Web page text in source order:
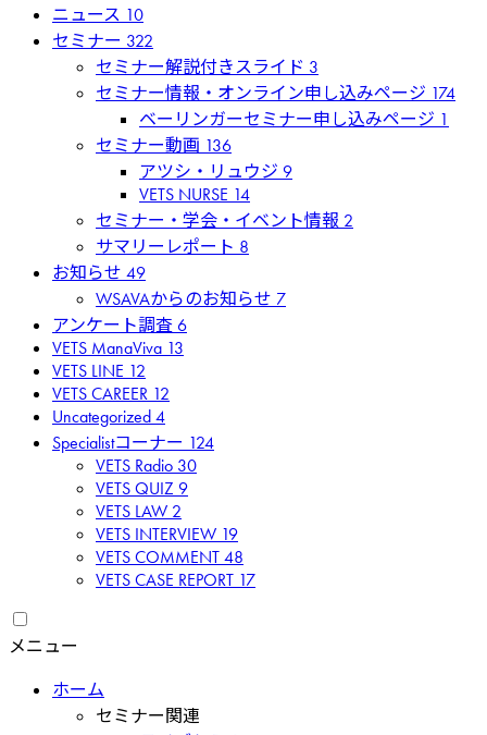
ニュース 10
セミナー 322
セミナー解説付きスライド 3
セミナー情報・オンライン申し込みページ 174
ベーリンガーセミナー申し込みページ 1
セミナー動画 136
アツシ・リュウジ 9
VETS NURSE 14
セミナー・学会・イベント情報 2
サマリーレポート 8
お知らせ 49
WSAVAからのお知らせ 7
アンケート調査6
VETS ManaViva 13
VETS LINE 12
VETS CAREER 12
Uncategorized4
Specialistコーナー 124
VETS Radio 30
VETS QUIZ 9
VETS LAW 2
VETS INTERVIEW 19
VETS COMMENT48
VETS CASE REPORT 17
メニュー
ホーム
セミナー関連